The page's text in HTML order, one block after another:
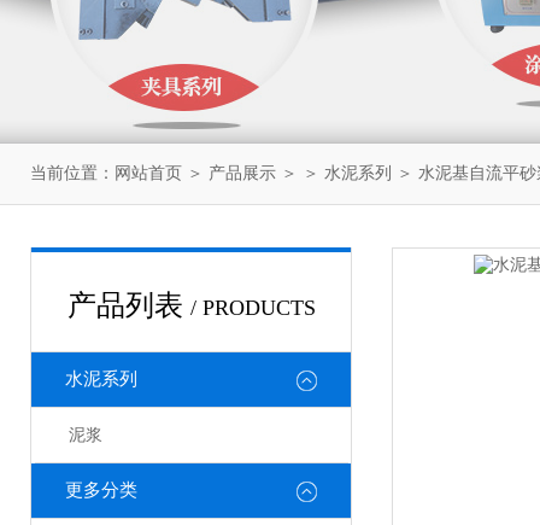
当前位置： 网站首页 ＞ 产品展示 ＞ ＞ 水泥系列 ＞ 水泥基自流平
产品列表 / PRODUCTS
水泥系列
泥浆
更多分类